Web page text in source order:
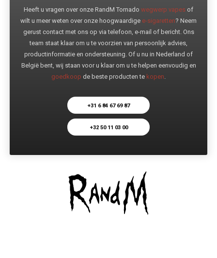
Heeft u vragen over onze RandM Tornado wegwerp vapes of
wilt u meer weten over onze hoogwaardige e-sigaretten? Neem
gerust contact met ons op via telefoon, e-mail of bericht. Ons
team staat klaar om u te voorzien van persoonlijk advies,
productinformatie en ondersteuning. Of u nu in Nederland of
België bent, wij staan voor u klaar om u te helpen eenvoudig en
goedkoop de beste producten te kopen.
+31 6 84 67 69 87
+32 50 11 03 00